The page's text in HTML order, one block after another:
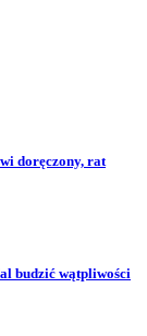
doręczony, rat
budzić wątpliwości